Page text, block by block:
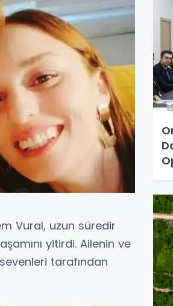
Vural, uzun süredir
yitirdi. Ailenin ve
tarafından